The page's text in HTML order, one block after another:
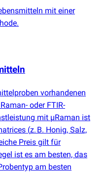
mit einer
vorhandenen
oder FTIR-
mit µRaman ist
(z. B. Honig, Salz,
Preis gilt für
ist es am besten, das
am besten